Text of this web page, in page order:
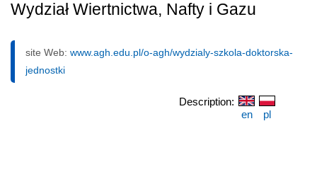
Wydział Wiertnictwa, Nafty i Gazu
site Web: www.agh.edu.pl/o-agh/wydzialy-szkola-doktorska-
jednostki
Description:
en
pl